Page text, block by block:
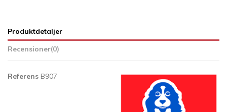
Produktdetaljer
Recensioner(0)
Referens B907